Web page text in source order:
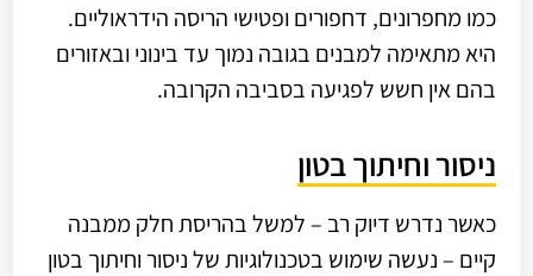
כמו מחפרונים, דחפורים ופטישי הריסה הידראוליים.
היא מתאימה למבנים בגובה נמוך עד בינוני ובאזורים
בהם אין חשש לפגיעה בסביבה הקרובה.
ניסור וחיתוך בטון
כאשר נדרש דיוק רב – למשל בהריסת חלק ממבנה
קיים – נעשה שימוש בטכנולוגיות של ניסור וחיתוך בטון